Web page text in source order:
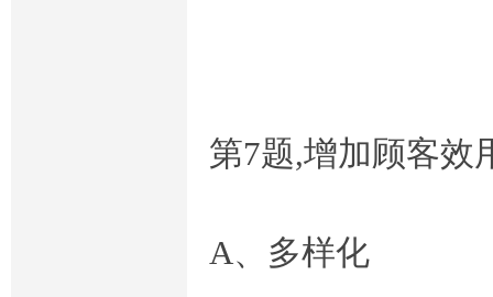
第7题,增加顾客效
A、多样化